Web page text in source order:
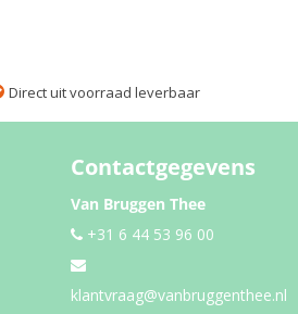
Direct uit voorraad leverbaar
Contactgegevens
Van Bruggen Thee
+31 6 44 53 96 00
klantvraag@vanbruggenthee.nl